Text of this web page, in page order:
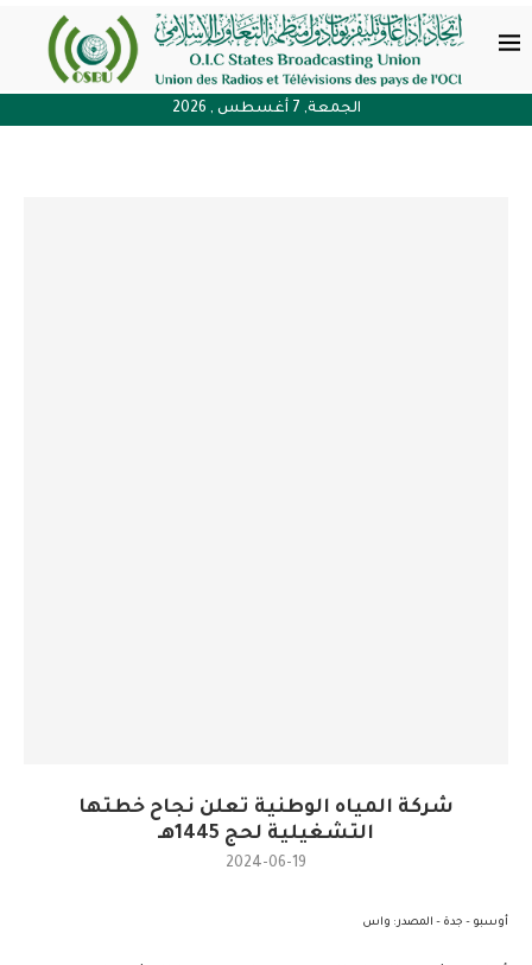
الجمعة, 7 أغسطس , 2026
شركة المياه الوطنية تعلن نجاح خطتها
التشغيلية لحج 1445هـ
2024-06-19
أوسبو – جدة – المصدر: واس